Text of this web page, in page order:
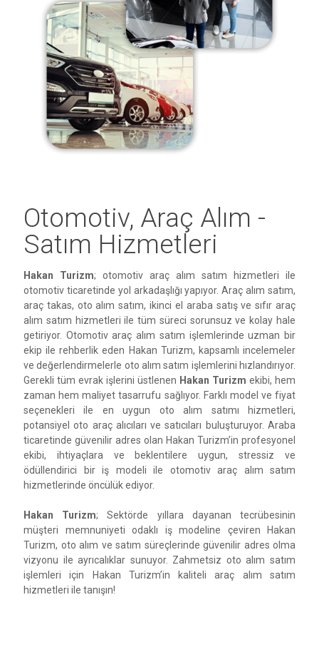
Otomotiv, Araç Alım -
Satım Hizmetleri
Hakan Turizm; otomotiv araç alım satım hizmetleri ile
otomotiv ticaretinde yol arkadaşlığı yapıyor. Araç alım satım,
araç takas, oto alım satım, ikinci el araba satış ve sıfır araç
alım satım hizmetleri ile tüm süreci sorunsuz ve kolay hale
getiriyor. Otomotiv araç alım satım işlemlerinde uzman bir
ekip ile rehberlik eden Hakan Turizm, kapsamlı incelemeler
ve değerlendirmelerle oto alım satım işlemlerini hızlandırıyor.
Gerekli tüm evrak işlerini üstlenen Hakan Turizm ekibi, hem
zaman hem maliyet tasarrufu sağlıyor. Farklı model ve fiyat
seçenekleri ile en uygun oto alım satımı hizmetleri,
potansiyel oto araç alıcıları ve satıcıları buluşturuyor. Araba
ticaretinde güvenilir adres olan Hakan Turizm’in profesyonel
ekibi, ihtiyaçlara ve beklentilere uygun, stressiz ve
ödüllendirici bir iş modeli ile otomotiv araç alım satım
hizmetlerinde öncülük ediyor.
Hakan Turizm; Sektörde yıllara dayanan tecrübesinin
müşteri memnuniyeti odaklı iş modeline çeviren Hakan
Turizm, oto alım ve satım süreçlerinde güvenilir adres olma
vizyonu ile ayrıcalıklar sunuyor. Zahmetsiz oto alım satım
işlemleri için Hakan Turizm’in kaliteli araç alım satım
hizmetleri ile tanışın!